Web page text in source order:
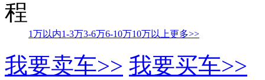
程
1万以内1-3万3-6万6-10万10万以上更多>>
我要卖车>> 我要买车>>